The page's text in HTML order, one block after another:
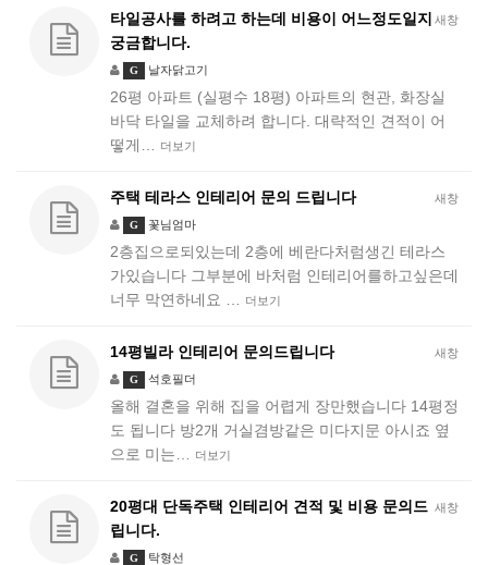
새창
타일공사를 하려고 하는데 비용이 어느정도일지
궁금합니다.
G 날자닭고기
26평 아파트 (실평수 18평) 아파트의 현관, 화장실
바닥 타일을 교체하려 합니다. 대략적인 견적이 어
떻게…
더보기
새창
주택 테라스 인테리어 문의 드립니다
G 꽃님엄마
2층집으로되있는데 2층에 베란다처럼생긴 테라스
가있습니다 그부분에 바처럼 인테리어를하고싶은데
너무 막연하네요 …
더보기
새창
14평빌라 인테리어 문의드립니다
G 석호필더
올해 결혼을 위해 집을 어렵게 장만했습니다 14평정
도 됩니다 방2개 거실겸방같은 미다지문 아시죠 옆
으로 미는…
더보기
새창
20평대 단독주택 인테리어 견적 및 비용 문의드
립니다.
G 탁형선